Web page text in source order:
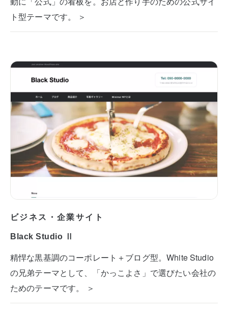
ト型テーマです。 ＞
ビジネス・企業サイト
Black Studio Ⅱ
精悍な黒基調のコーポレート＋ブログ型。White Studio
の兄弟テーマとして、「かっこよさ」で選びたい会社の
ためのテーマです。 ＞